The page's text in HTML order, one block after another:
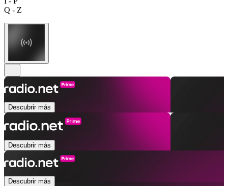
Q - Z
Descubrir más
Descubrir más
Descubrir más